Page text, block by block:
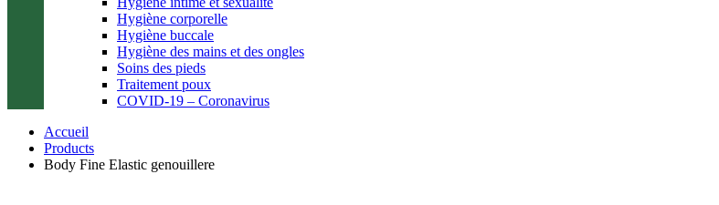
Hygiène corporelle
Hygiène buccale
Hygiène des mains et des ongles
Soins des pieds
Traitement poux
COVID-19 – Coronavirus
Accueil
Products
Body Fine Elastic genouillere